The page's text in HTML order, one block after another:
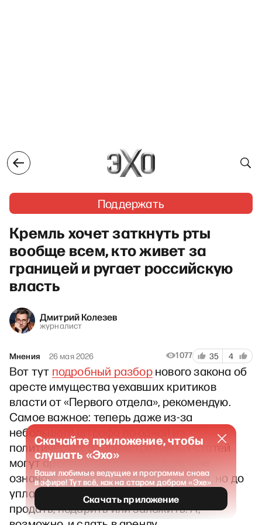
Поддержать
Кремль хочет заткнуть рты
вообще всем, кто живет за
границей и ругает российскую
власть
Дмитрий Колезев
журналист
Мнения 26 мая 2026 1077 35 4
Вот тут подробный разборнового закона об
аресте имущества уехавших критиков
власти от «Первого отдела», рекомендую.
Самое важное: теперь даже из-за
небольшого штрафа по одной из
политических административных статей
могут арестовать квартиру. Арест не
означает отчуждение или выселение, но до
уплаты штрафа квартиру нельзя будет
продать, подарить или заложить. А,
Скачайте приложение, чтобы
слушать «Эхо»
Ваши любимые ведущие и программы снова
в эфире! Тут всё, как на старом добром «Эхе»
Скачать приложение